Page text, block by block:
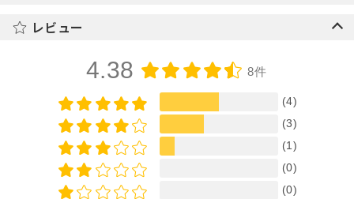
レビュー
4.38 8件
(4)
(3)
(1)
(0)
(0)